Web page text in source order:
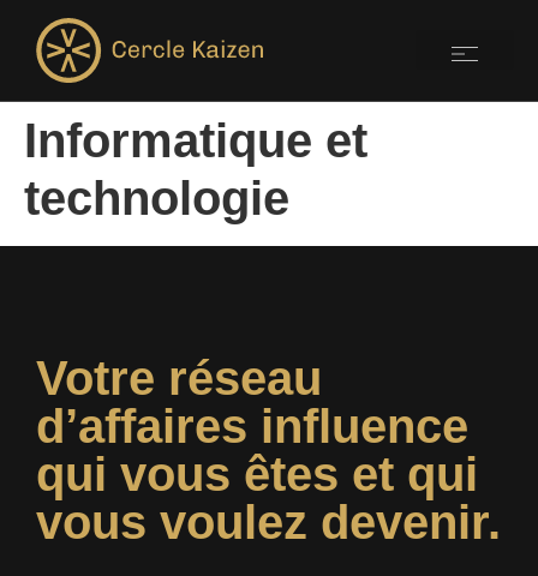
Informatique et
technologie
Votre réseau
d’affaires influence
qui vous êtes et qui
vous voulez devenir.